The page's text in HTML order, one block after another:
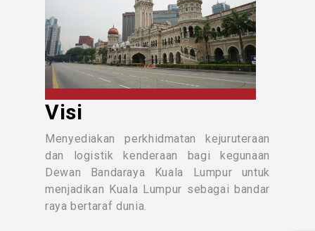
urusan pembekalan alatganti dan
pelbagai kelengkapan bahan kerja.
3. Perkhidmatan perunding
kejuruteraan mekanikal dan elektrikal
dalam melaksanakan projek
awam, bangunan pejabat, masjid,
Perkhidmatan kejuruteraan mekanikal
dan elektrikal termasuk sistem lif
bangunan, sistem pencegah
kebakaran, sistem pam air domestik,
pembekalan kuasa elektrik dan
Visi
Menyediakan perkhidmatan kejuruteraan
dan logistik kenderaan bagi kegunaan
Dewan Bandaraya Kuala Lumpur untuk
menjadikan Kuala Lumpur sebagai bandar
raya bertaraf dunia.